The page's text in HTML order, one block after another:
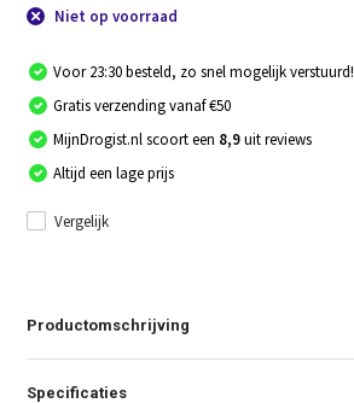
Niet op voorraad
Voor 23:30 besteld, zo snel mogelijk verstuurd!
Gratis verzending vanaf €50
MijnDrogist.nl scoort een 8,9uit reviews
Altijd een lage prijs
Vergelijk
Productomschrijving
Specificaties